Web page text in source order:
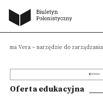
Vera – narzędzie do
Oferta edukacyjna